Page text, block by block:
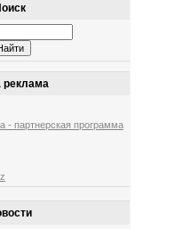
- партнерская программа